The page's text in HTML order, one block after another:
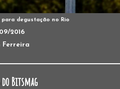
degustação no Rio
2016
Ferreira
Bitsmag